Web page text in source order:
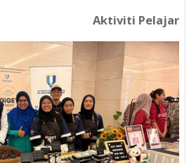
Aktiviti Pelajar